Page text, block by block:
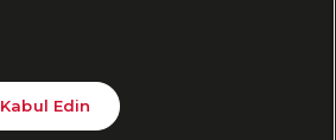
Kabul Edin